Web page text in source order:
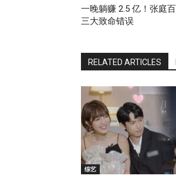
一晚躺赚 2.5 亿！张庭
三大致命错误
RELATED ARTICLES
综艺